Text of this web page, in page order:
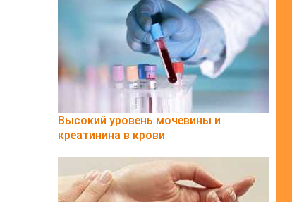
Высокий уровень мочевины и
креатинина в крови